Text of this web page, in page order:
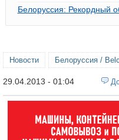
Белоруссия: Рекордный
Новости Белоруссия /
29.04.2013 - 01:04